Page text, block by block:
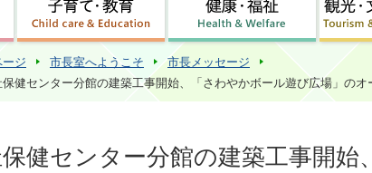
ージ 市長室へようこそ
市長メッセージ
健センター分館の建築工事開始、「さわやかボール遊び広場」のオ
健センター分館の建築工事開始